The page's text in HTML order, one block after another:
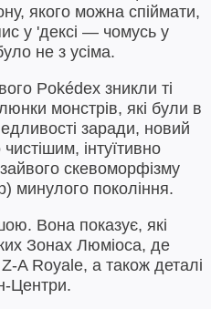
якого можна спіймати,
у 'дексі — чомусь у
не з усіма.
Pokédex зникли ті
монстрів, які були в
заради, новий
інтуїтивно
скевоморфізму
минулого покоління.
Вона показує, які
Зонах Люміоса, де
A Royale, а також деталі
Центри.